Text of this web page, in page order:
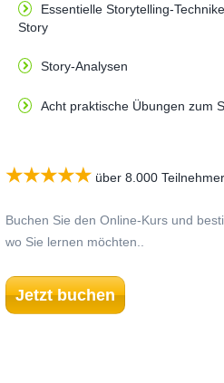
Essentielle Storytelling-
Story
Story-Analysen
Acht praktische Übungen zum
★★★★★ über 8.000 Teilnehmer
Buchen Sie den Online-Kurs und
wo Sie lernen möchten..
Jetzt buchen